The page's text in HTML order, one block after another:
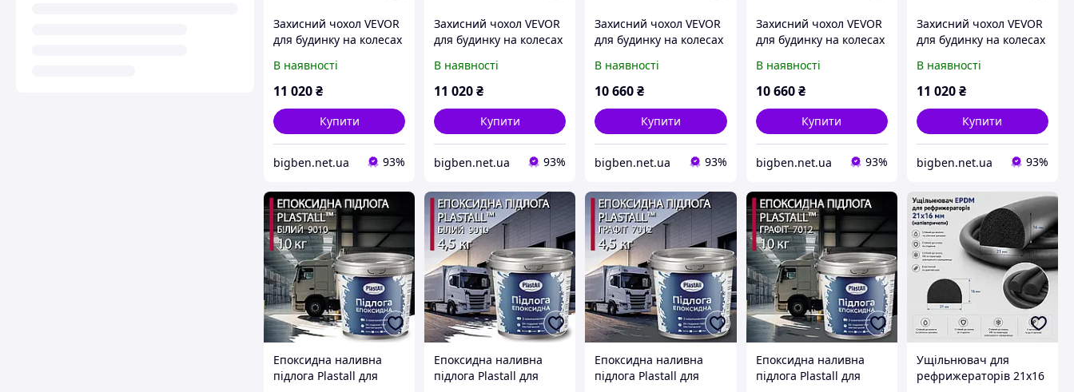
Захисний чохол VEVOR
для будинку на колесах
Водостійкі чохли для
будинку на колесах,
для PP
В наявності
11 020₴
Купити
bigben.net.ua 93%
Захисний чохол VEVOR
для будинку на колесах
Водостійкі чохли для
будинку на колесах,
для PP
В наявності
11 020₴
Купити
bigben.net.ua 93%
Захисний чохол VEVOR
для будинку на колесах
Водостійкі чохли для
будинку на колесах,
для PP
В наявності
10 660₴
Купити
bigben.net.ua 93%
Захисний чохол VEVOR
для будинку на колесах
Водостійкі чохли для
будинку на колесах,
для PP
В наявності
10 660 ₴
Купити
bigben.net.ua 93%
Захисний чохол VEVOR
для будинку на колесах
Водостійкі чохли для
будинку на колесах,
для PP
В наявності
11 020₴
Купити
bigben.net.ua 93%
Епоксидна наливна
підлога Plastall для
Епоксидна наливна
підлога Plastall для
Епоксидна наливна
підлога Plastall для
Епоксидна наливна
підлога Plastall для
Ущільнювач для
рефрижераторів 21х16